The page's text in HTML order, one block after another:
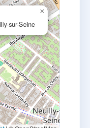
sur-Seine
×